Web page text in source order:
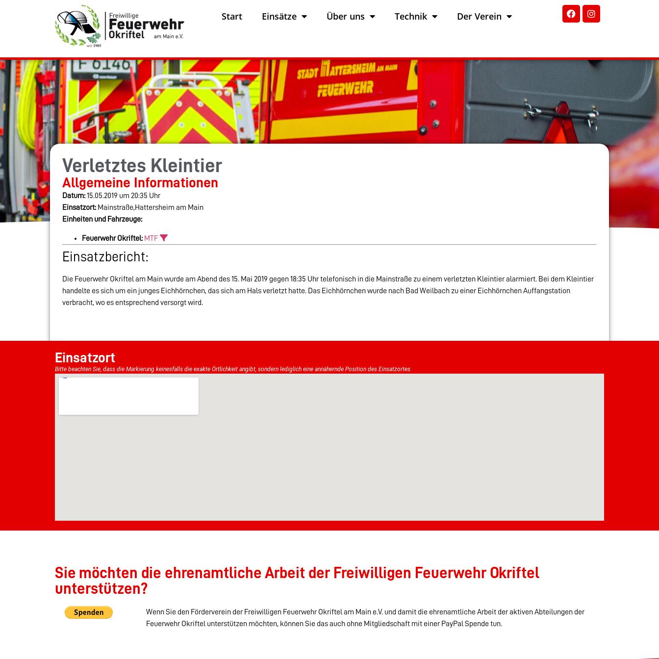
Start Einsätze Über uns Technik Der Verein
Verletztes Kleintier
Allgemeine Informationen
Datum:15.05.2019 um 20:35 Uhr
Einsatzort: Mainstraße,Hattersheim am Main
Einheiten und Fahrzeuge:
Feuerwehr Okriftel: MTF
Einsatzbericht:
Die Feuerwehr Okriftel am Main wurde am Abend des 15. Mai 2019 gegen 18:35 Uhr telefonisch in die Mainstraße zu einem verletzten Kleintier alarmiert. Bei dem Kleintier
handelte es sich um ein junges Eichhörnchen, das sich am Hals verletzt hatte. Das Eichhörnchen wurde nach Bad Weilbach zu einer Eichhörnchen Auffangstation
verbracht, wo es entsprechend versorgt wird.
Einsatzort
Bitte beachten Sie, dass die Markierung keinesfalls die exakte Örtlichkeit angibt, sondern lediglich eine annähernde Position des Einsatzortes
Sie möchten die ehrenamtliche Arbeit der Freiwilligen Feuerwehr Okriftel
unterstützen?
Wenn Sie den Förderverein der Freiwilligen Feuerwehr Okriftel am Main e.V. und damit die ehrenamtliche Arbeit der aktiven Abteilungen der
Feuerwehr Okriftel unterstützen möchten, können Sie das auch ohne Mitgliedschaft mit einer PayPal Spende tun.